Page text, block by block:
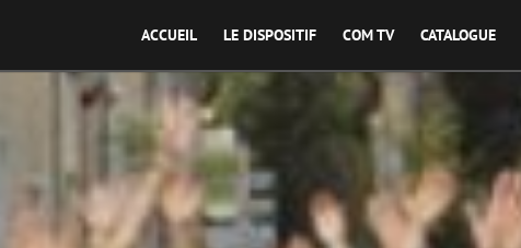
ACCUEIL LE DISPOSITIF COM TV CATALOGUE